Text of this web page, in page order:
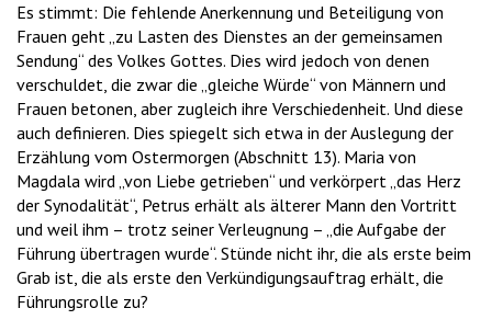
Es stimmt: Die fehlende Anerkennung und Beteiligung von
Frauen geht „zu Lasten des Dienstes an der gemeinsamen
Sendung“ des Volkes Gottes. Dies wird jedoch von denen
verschuldet, die zwar die „gleiche Würde“ von Männern und
Frauen betonen, aber zugleich ihre Verschiedenheit. Und diese
auch definieren. Dies spiegelt sich etwa in der Auslegung der
Erzählung vom Ostermorgen (Abschnitt 13). Maria von
Magdala wird „von Liebe getrieben“ und verkörpert „das Herz
der Synodalität“, Petrus erhält als älterer Mann den Vortritt
und weil ihm – trotz seiner Verleugnung – „die Aufgabe der
Führung übertragen wurde“. Stünde nicht ihr, die als erste beim
Grab ist, die als erste den Verkündigungsauftrag erhält, die
Führungsrolle zu?